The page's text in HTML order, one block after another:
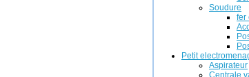
Soudure
fer
Petit
Aspirateur
Centrale